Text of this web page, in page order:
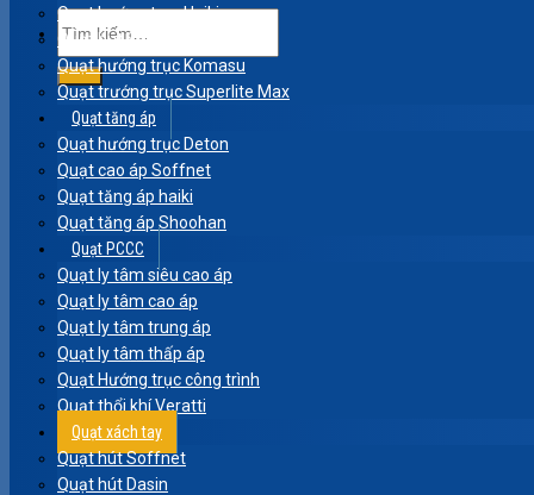
Quạt hướng trục Haiki
Quạt hút Super Win
Quạt hướng trục Komasu
Quạt trướng trục Superlite Max
Quạt tăng áp
Quạt hướng trục Deton
Quạt cao áp Soffnet
Quạt tăng áp haiki
Quạt tăng áp Shoohan
Quạt PCCC
Quạt ly tâm siêu cao áp
Quạt ly tâm cao áp
Quạt ly tâm trung áp
Quạt ly tâm thấp áp
Quạt Hướng trục công trình
Quạt thổi khí Veratti
Quạt xách tay
Quạt hút Soffnet
Quạt hút Dasin